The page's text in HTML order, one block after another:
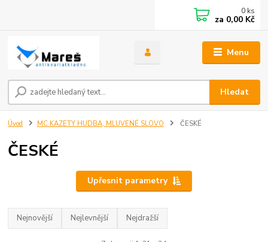
Menu
Hledat
0 ks
za 0,00 Kč
Úvod MC KAZETY HUDBA, MLUVENÉ SLOVO ČESKÉ
ČESKÉ
Upřesnit parametry
Nejnovější Nejlevnější Nejdražší